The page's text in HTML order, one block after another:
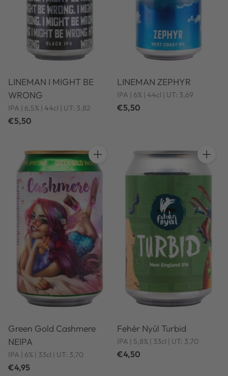
LINEMAN I MIGHT BE
WRONG
IPA | 6,5% | 44cl | UT: 3,82
€5,50
LINEMAN ZEPHYR
IPA | 6% | 44cl | UT: 3,69
€5,50
Hoeveelheid
Green Gold Cashmere
NEIPA
IPA | 6% | 33cl | UT: 3,70
€4,95
Fehér Nyúl Turbid
IPA | 5,8% | 33cl | UT: 3,70
€4,50